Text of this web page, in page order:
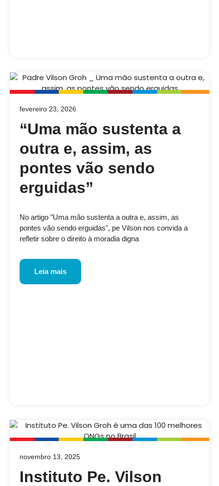
fevereiro 23, 2026
“Uma mão sustenta a
outra e, assim, as
pontes vão sendo
erguidas”
No artigo "Uma mão sustenta a outra e, assim, as
pontes vão sendo erguidas", pe Vilson nos convida a
refletir sobre o direito à moradia digna
Leia mais
novembro 13, 2025
Instituto Pe. Vilson